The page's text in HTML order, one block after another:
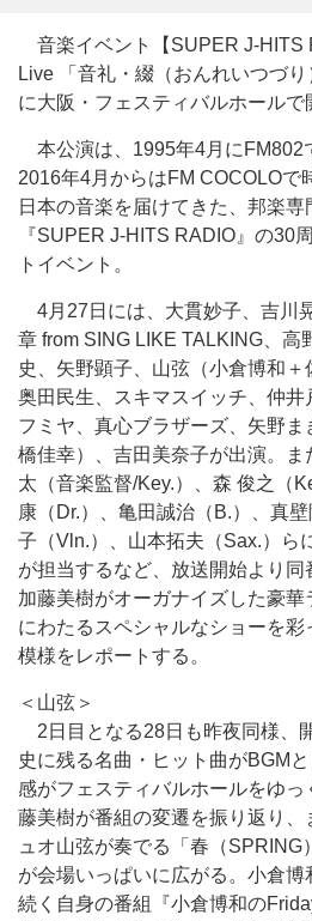
音楽イベント【SUPER J-HITS
Live 「音礼・綴（おんれいつづ
に大阪・フェスティバルホールで
本公演は、1995年4月にFM802
2016年4月からはFM COCOLOで
日本の音楽を届けてきた、邦楽
『SUPER J-HITS RADIO』の30
トイベント。
4月27日には、大貫妙子、吉川
章 from SING LIKE TALKING、高
史、矢野顕子、山弦（小倉博和
奥田民生、スキマスイッチ、仲井
フミヤ、真心ブラザーズ、矢野
橋佳幸）、吉田美奈子が出演。ま
太 （音楽監督/Key.）、森 俊之（
康（Dr.）、亀田誠治（B.）、真
子（Vln.）、山本拓夫（Sax.）ら
が担当するなど、放送開始より同
加藤美樹がオーガナイズした豪華
にわたるスペシャルなショーを
模様をレポートする。
＜山弦＞
2日目となる28日も昨夜同様、
史に残る名曲・ヒット曲がBGM
感がフェスティバルホールをゆ
藤美樹が番組の変遷を振り返り
ュオ山弦が奏でる「春（
が会場いっぱいに広がる。小倉
続く自身の番組『小倉博和の